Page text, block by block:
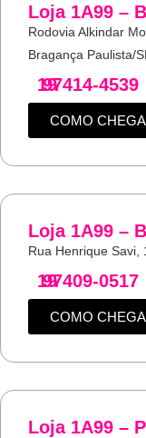
Loja 1A99 –
Rodovia Alkindar
Bragança Paulista/
19
97414-4539
COMO
Loja 1A99 –
Rua Henrique Savi,
19
97409-0517
COMO
Loja 1A99 –